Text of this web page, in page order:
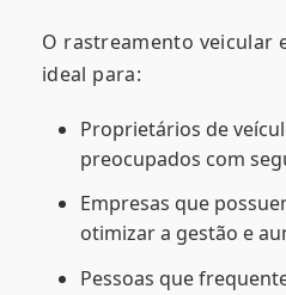
O rastreamento veicular
ideal para:
Proprietários de
preocupados com
Empresas que
otimizar a gestão e
Pessoas que